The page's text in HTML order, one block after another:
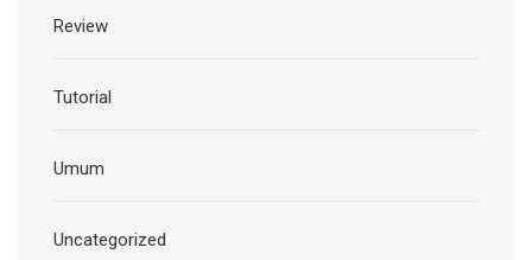
Review
Tutorial
Umum
Uncategorized